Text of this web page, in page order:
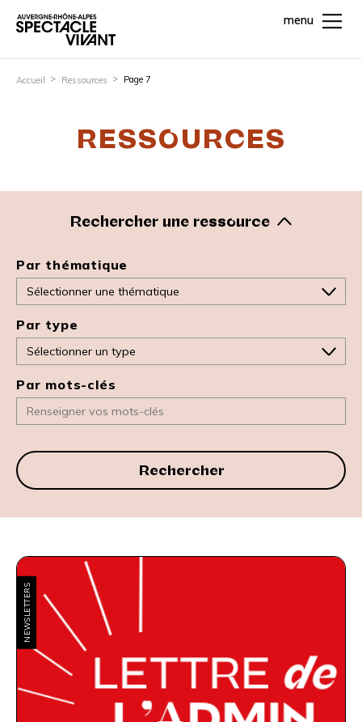
menu
Accueil Ressources Page 7
RESSOURCES
Rechercher une ressource
Par thématique
Par type
Par mots-clés
Rechercher
NEWSLETTERS